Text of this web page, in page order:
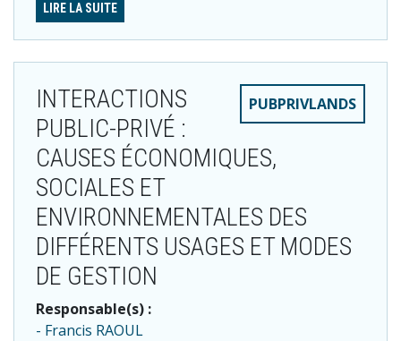
LIRE LA SUITE
PUBPRIVLANDS
INTERACTIONS
PUBLIC-PRIVÉ :
CAUSES ÉCONOMIQUES,
SOCIALES ET
ENVIRONNEMENTALES DES
DIFFÉRENTS USAGES ET MODES
DE GESTION
Responsable(s) :
Francis RAOUL